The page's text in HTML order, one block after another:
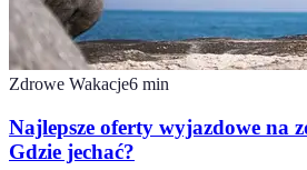
Zdrowe Wakacje6 min
Najlepsze oferty wyjazdowe na
Gdzie jechać?